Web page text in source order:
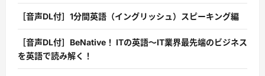
［音声DL付］1分間英語（イングリッシュ）スピーキング編
［音声DL付］BeNative！ ITの英語〜IT業界最先端のビジネス
を英語で読み解く！